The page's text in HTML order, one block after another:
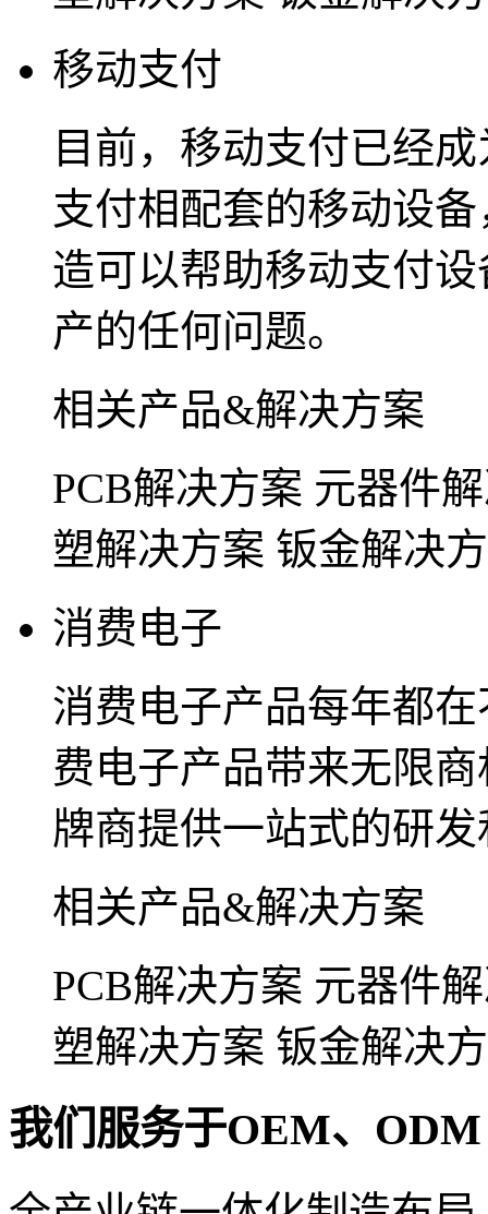
移动支付
目前，移动支付已经
支付相配套的移动设
造可以帮助移动支付
产的任何问题。
相关产品&解决方案
PCB解决方案 元器件
塑解决方案 钣金解决
消费电子
消费电子产品每年都
费电子产品带来无限
牌商提供一站式的研
相关产品&解决方案
PCB解决方案 元器件
塑解决方案 钣金解决
我们服务于OEM、ODM